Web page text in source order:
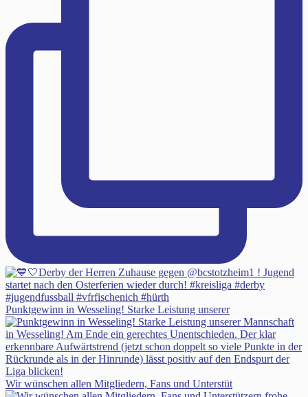
Punktgewinn in Wesseling! Starke Leistung unserer
Wir wünschen allen Mitgliedern, Fans und Unterstüt